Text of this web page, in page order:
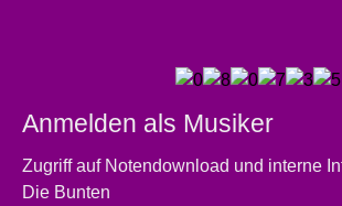
Anmelden als Musiker
Zugriff auf Notendownload und interne
Die Bunten